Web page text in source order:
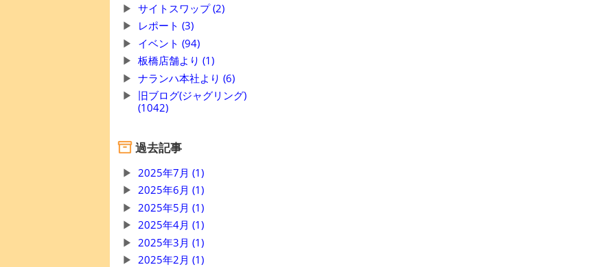
サイトスワップ (2)
レポート (3)
イベント (94)
板橋店舗より (1)
ナランハ本社より (6)
旧ブログ(ジャグリング)
(1042)
過去記事
2025年7月 (1)
2025年6月 (1)
2025年5月 (1)
2025年4月 (1)
2025年3月 (1)
2025年2月 (1)